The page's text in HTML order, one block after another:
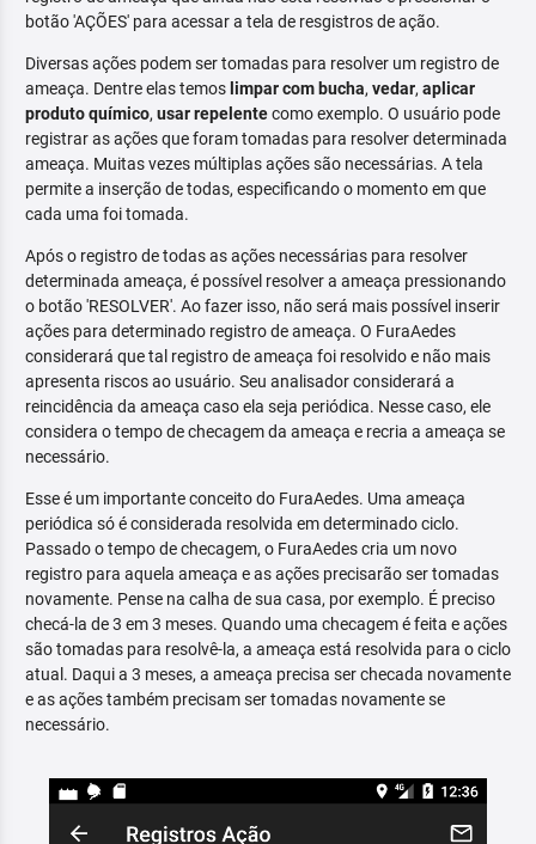
botão 'AÇÕES' para acessar a tela de resgistros de ação.
Diversas ações podem ser tomadas para resolver um registro de
ameaça. Dentre elas temos limpar com bucha, vedar, aplicar
produto químico, usar repelentecomo exemplo. O usuário pode
registrar as ações que foram tomadas para resolver determinada
ameaça. Muitas vezes múltiplas ações são necessárias. A tela
permite a inserção de todas, especificando o momento em que
cada uma foi tomada.
Após o registro de todas as ações necessárias para resolver
determinada ameaça, é possível resolver a ameaça pressionando
o botão 'RESOLVER'. Ao fazer isso, não será mais possível inserir
ações para determinado registro de ameaça. O FuraAedes
considerará que tal registro de ameaça foi resolvido e não mais
apresenta riscos ao usuário. Seu analisador considerará a
reincidência da ameaça caso ela seja periódica. Nesse caso, ele
considera o tempo de checagem da ameaça e recria a ameaça se
necessário.
Esse é um importante conceito do FuraAedes. Uma ameaça
periódica só é considerada resolvida em determinado ciclo.
Passado o tempo de checagem, o FuraAedes cria um novo
registro para aquela ameaça e as ações precisarão ser tomadas
novamente. Pense na calha de sua casa, por exemplo. É preciso
checá-la de 3 em 3 meses. Quando uma checagem é feita e ações
são tomadas para resolvê-la, a ameaça está resolvida para o ciclo
atual. Daqui a 3 meses, a ameaça precisa ser checada novamente
e as ações também precisam ser tomadas novamente se
necessário.